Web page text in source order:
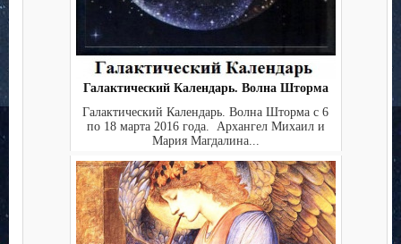
Галактический Календарь. Волна Шторма
Галактический Календарь. Волна Шторма с 6
по 18 марта 2016 года. Архангел Михаил и
Мария Магдалина...